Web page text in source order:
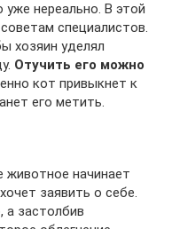
нереально. В этой
специалистов.
хозяин уделял
Отучить его можно
кот привыкнет к
его метить.
животное начинает
заявить о себе.
а застолбив